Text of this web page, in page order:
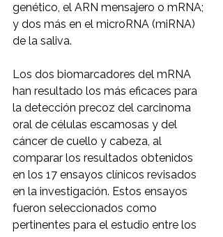
genético, el ARN mensajero o mRNA;
y dos más en el microRNA (miRNA)
de la saliva.
Los dos biomarcadores del mRNA
han resultado los más eficaces para
la detección precoz del carcinoma
oral de células escamosas y del
cáncer de cuello y cabeza, al
comparar los resultados obtenidos
en los 17 ensayos clínicos revisados
en la investigación. Estos ensayos
fueron seleccionados como
pertinentes para el estudio entre los